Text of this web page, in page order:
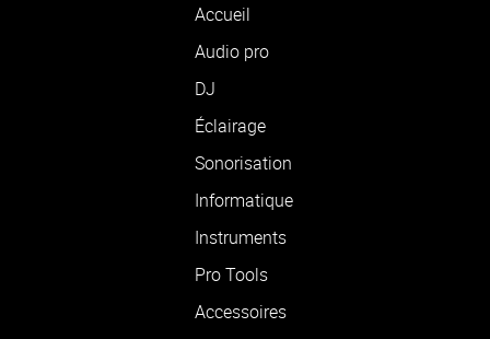
Accueil
Audio pro
DJ
Éclairage
Sonorisation
Informatique
Instruments
Pro Tools
Accessoires